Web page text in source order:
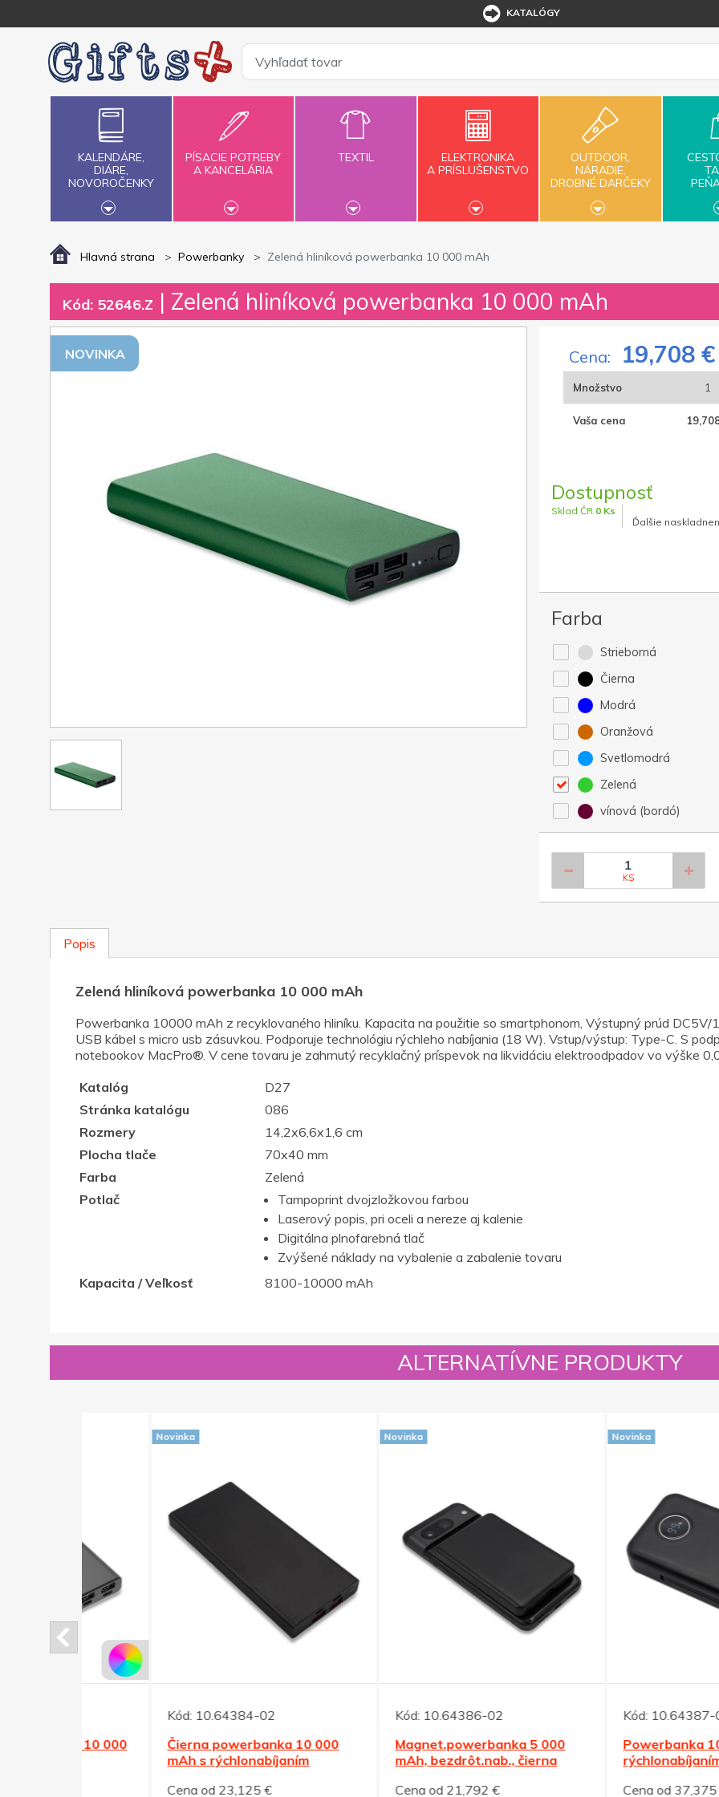
KATALÓGY
KALENDÁRE,
DIÁRE,
NOVOROČENKY
PÍSACIE POTREBY
A KANCELÁRIA
TEXTIL
ELEKTRONIKA
A PRÍSLUŠENSTVO
OUTDOOR,
NÁRADIE,
DROBNÉ DARČEKY
Hlavná strana Powerbanky Zelená hliníková powerbanka 10 000 mAh
Kód: 52646.Z | Zelená hliníková powerbanka 10 000 mAh
NOVINKA Cena: 19,708 €
Množstvo 1
Vaša cena
Dostupnosť
Sklad ČR 0 Ks
Ďalšie
Farba
Strieborná
Čierna
Modrá
Oranžová
Svetlomodrá
Zelená
vínová (bordó)
KS
Popis
Zelená hliníková powerbanka 10 000 mAh
Powerbanka 10000 mAh z recyklovaného hliníku. Kapacita na použitie so smartphonom, Výstupný prúd
USB kábel s micro usb zásuvkou. Podporuje technológiu rýchleho nabíjania (18 W). Vstup/výstup: Type-C. S
notebookov MacPro®. V cene tovaru je zahrnutý recyklačný príspevok na likvidáciu elektroodpadov vo výške
Katalóg
D27
Stránka katalógu
086
Rozmery
14,2x6,6x1,6 cm
Plocha tlače
70x40 mm
Farba
Zelená
Potlač
Tampoprint dvojzložkovou farbou
Laserový popis, pri oceli a nereze aj kalenie
Digitálna plnofarebná tlač
Zvýšené náklady na vybalenie a zabalenie tovaru
Kapacita / Veľkosť
8100-10000 mAh
ALTERNATÍVNE PRODUKTY
10.64384-02
Čierna powerbanka 10 000
mAh s rýchlonabíjaním
Cena od 23,125 €
10.64386-02
Magnet.powerbanka 5 000
mAh, bezdrôt.nab., čierna
Cena od 21,792 €
10.64387-02
Powerbanka 10 000 mAh
rýchlonabíjaním, čierna
Cena od 37,375 €